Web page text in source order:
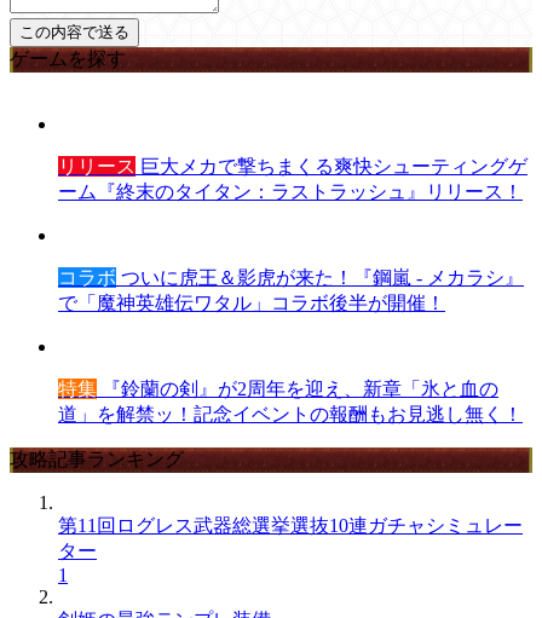
ゲームを探す
リリース 巨大メカで撃ちまくる爽快シューティングゲ
ーム『終末のタイタン：ラストラッシュ』リリース！
コラボ ついに虎王＆影虎が来た！『鋼嵐 - メカラシ』
で「魔神英雄伝ワタル」コラボ後半が開催！
特集 『鈴蘭の剣』が2周年を迎え、新章「氷と血の
道」を解禁ッ！記念イベントの報酬もお見逃し無く！
攻略記事ランキング
第11回ログレス武器総選挙選抜10連ガチャシミュレー
ター
1